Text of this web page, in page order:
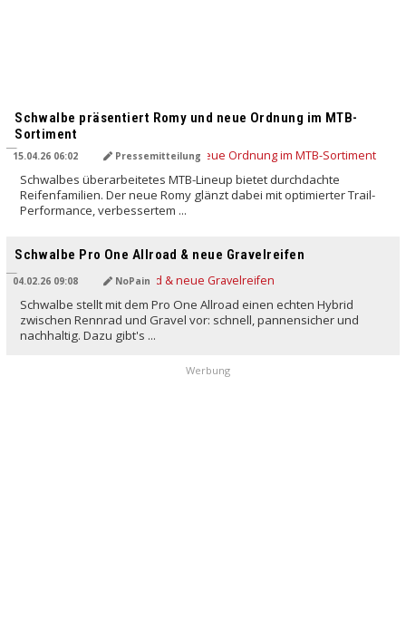
Schwalbe präsentiert Romy und neue Ordnung im MTB-
Sortiment
15.04.26 06:02 Pressemitteilung
Schwalbes überarbeitetes MTB-Lineup bietet durchdachte
Reifenfamilien. Der neue Romy glänzt dabei mit optimierter Trail-
Performance, verbessertem ...
Schwalbe Pro One Allroad & neue Gravelreifen
04.02.26 09:08 NoPain
Schwalbe stellt mit dem Pro One Allroad einen echten Hybrid
zwischen Rennrad und Gravel vor: schnell, pannensicher und
nachhaltig. Dazu gibt's ...
Werbung